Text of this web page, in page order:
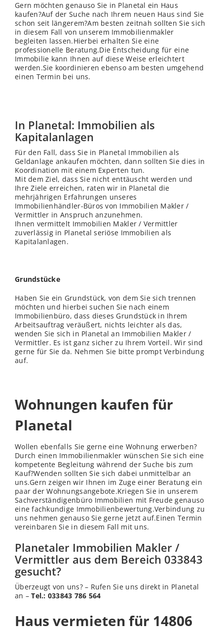
Gern möchten genauso Sie in Planetal ein Haus
kaufen?Auf der Suche nach Ihrem neuen Haus sind Sie
schon seit längerem?Am besten zeitnah sollten Sie sich
in diesem Fall von unserem Immobilienmakler
begleiten lassen.Hierbei erhalten Sie eine
professionelle Beratung.Die Entscheidung für eine
Immobilie kann Ihnen auf diese Weise erleichtert
werden.Sie koordinieren ebenso am besten umgehend
einen Termin bei uns.
In Planetal: Immobilien als
Kapitalanlagen
Für den Fall, dass Sie in Planetal Immobilien als
Geldanlage ankaufen möchten, dann sollten Sie dies in
Koordination mit einem Experten tun.
Mit dem Ziel, dass Sie nicht enttäuscht werden und
Ihre Ziele erreichen, raten wir in Planetal die
mehrjährigen Erfahrungen unseres
Immobilienhändler-Büros von Immobilien Makler /
Vermittler in Anspruch anzunehmen.
Ihnen vermittelt Immobilien Makler / Vermittler
zuverlässig in Planetal seriöse Immobilien als
Kapitalanlagen.
Grundstücke
Haben Sie ein Grundstück, von dem Sie sich trennen
möchten und hierbei suchen Sie nach einem
Immobilienbüro, dass dieses Grundstück in Ihrem
Arbeitsauftrag veräußert, nichts leichter als das,
wenden Sie sich in Planetal an Immobilien Makler /
Vermittler. Es ist ganz sicher zu Ihrem Vorteil. Wir sind
gerne für Sie da. Nehmen Sie bitte prompt Verbindung
auf.
Wohnungen kaufen für
Planetal
Wollen ebenfalls Sie gerne eine Wohnung erwerben?
Durch einen Immobilienmakler wünschen Sie sich eine
kompetente Begleitung während der Suche bis zum
Kauf?Wenden sollten Sie sich dabei unmittelbar an
uns.Gern zeigen wir Ihnen im Zuge einer Beratung ein
paar der Wohnungsangebote.Kriegen Sie in unserem
Sachverständigenbüro Immobilien mit Freude genauso
eine fachkundige Immobilienbewertung.Verbindung zu
uns nehmen genauso Sie gerne jetzt auf.Einen Termin
vereinbaren Sie in diesem Fall mit uns.
Planetaler Immobilien Makler /
Vermittler aus dem Bereich 033843
gesucht?
Überzeugt von uns? – Rufen Sie uns direkt in Planetal
an –Tel.: 033843 786 564
Haus vermieten für 14806